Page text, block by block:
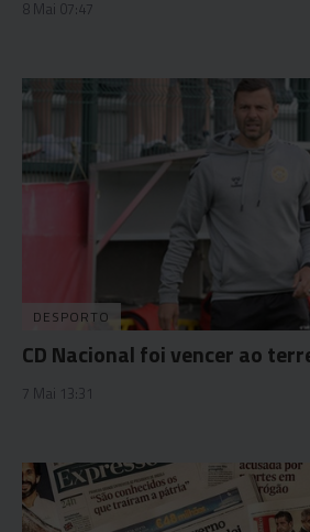
8 Mai 07:47
DESPORTO
CD Nacional foi vencer ao
7 Mai 13:31